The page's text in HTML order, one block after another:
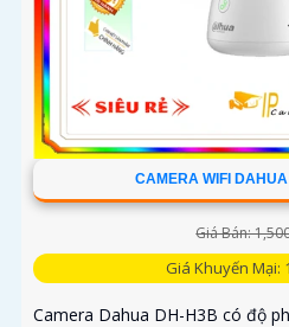
CAMERA WIFI
Giá Bán:
Giá Khuyến Mại:
Camera Dahua DH-H3B có độ